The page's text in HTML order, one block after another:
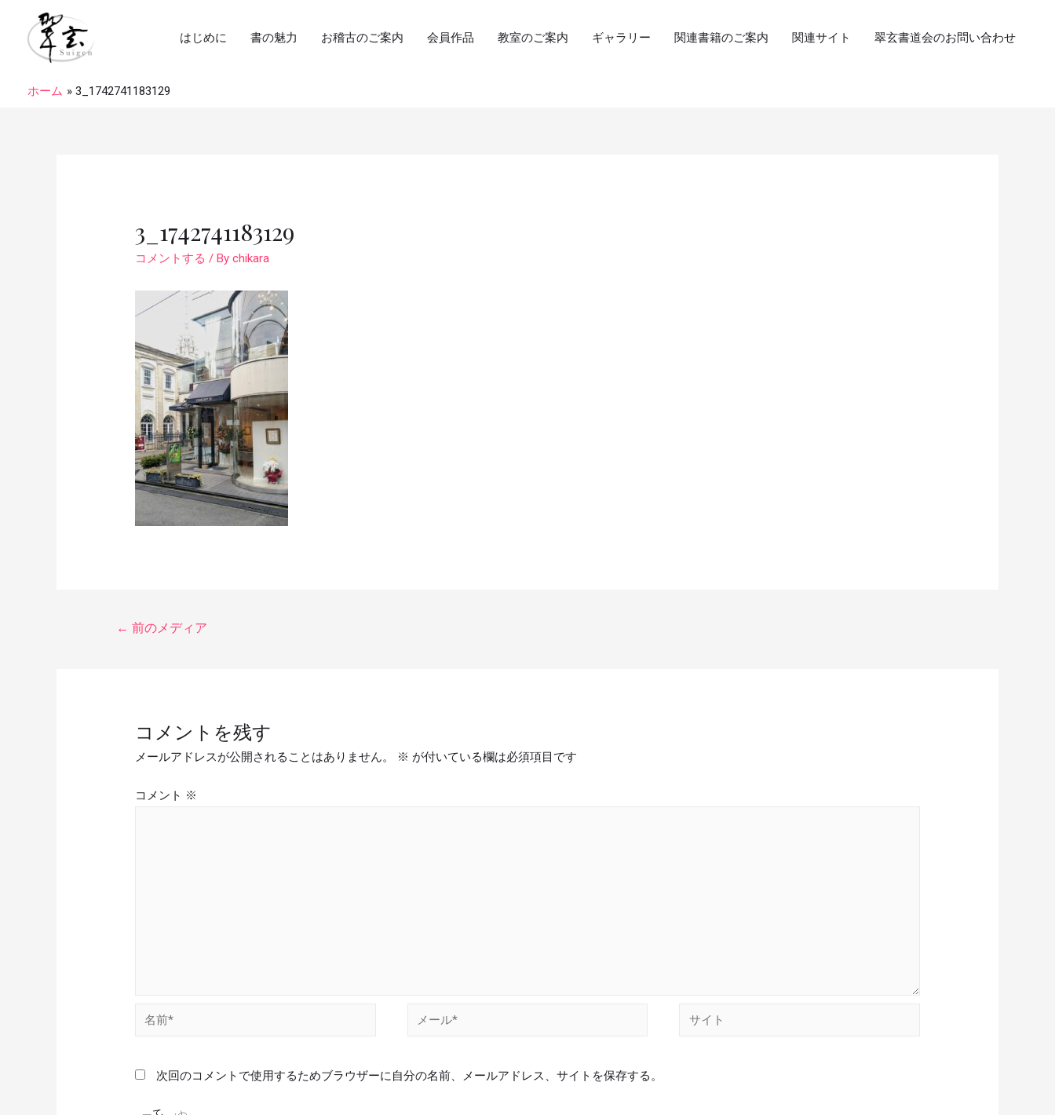
はじめに 書の魅力 お稽古のご案内 会員作品 教室のご案内 ギャラリー 関連書籍のご案内 関連サイト 翠玄書道会のお問い合わせ
ホーム 3_1742741183129
3_1742741183129
コメントする / Bychikara
← 前のメディア
コメントを残す
メールアドレスが公開されることはありません。 ※ が付いている欄は必須項目です
コメント ※
次回のコメントで使用するためブラウザーに自分の名前、メールアドレス、サイトを保存する。